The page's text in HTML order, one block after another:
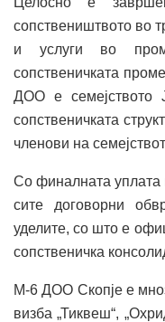
сопствеништвото во
и услуги во
сопственичката
ДОО е семејството
сопственичката
членови на
Со финалната уплата
сите договорни
уделите, со што е
сопственичка
М-6 ДОО Скопје е
визба „Тиквеш“,